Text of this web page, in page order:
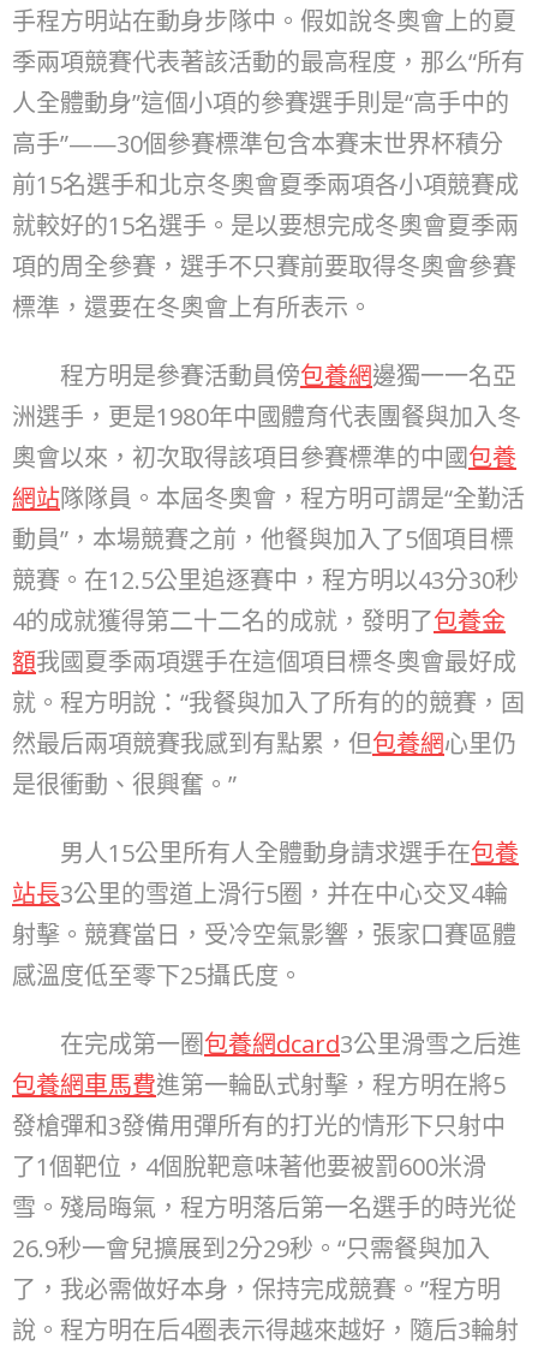
手程方明站在動身步隊中。假如說冬奧會上的夏
季兩項競賽代表著該活動的最高程度，那么“所有
人全體動身”這個小項的參賽選手則是“高手中的
高手”——30個參賽標準包含本賽末世界杯積分
前15名選手和北京冬奧會夏季兩項各小項競賽成
就較好的15名選手。是以要想完成冬奧會夏季兩
項的周全參賽，選手不只賽前要取得冬奧會參賽
標準，還要在冬奧會上有所表示。
程方明是參賽活動員傍包養網邊獨一一名亞
洲選手，更是1980年中國體育代表團餐與加入冬
奧會以來，初次取得該項目參賽標準的中國包養
網站隊隊員。本屆冬奧會，程方明可謂是“全勤活
動員”，本場競賽之前，他餐與加入了5個項目標
競賽。在12.5公里追逐賽中，程方明以43分30秒
4的成就獲得第二十二名的成就，發明了包養金
額我國夏季兩項選手在這個項目標冬奧會最好成
就。程方明說：“我餐與加入了所有的的競賽，固
然最后兩項競賽我感到有點累，但包養網心里仍
是很衝動、很興奮。”
男人15公里所有人全體動身請求選手在包養
站長3公里的雪道上滑行5圈，并在中心交叉4輪
射擊。競賽當日，受冷空氣影響，張家口賽區體
感溫度低至零下25攝氏度。
在完成第一圈包養網dcard3公里滑雪之后進
包養網車馬費進第一輪臥式射擊，程方明在將5
發槍彈和3發備用彈所有的打光的情形下只射中
了1個靶位，4個脫靶意味著他要被罰600米滑
雪。殘局晦氣，程方明落后第一名選手的時光從
26.9秒一會兒擴展到2分29秒。“只需餐與加入
了，我必需做好本身，保持完成競賽。”程方明
說。程方明在后4圈表示得越來越好，隨后3輪射